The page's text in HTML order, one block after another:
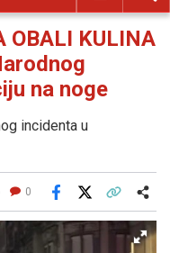
OBALI KULINA
na noge
incidenta u
0
Facebook